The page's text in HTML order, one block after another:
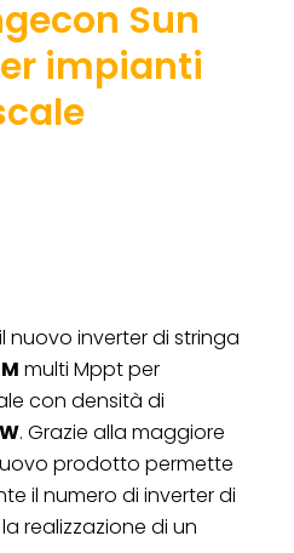
Sun
impianti
nuovo inverter di stringa
multi Mppt per
con densità di
. Grazie alla maggiore
prodotto permette
il numero di inverter di
realizzazione di un